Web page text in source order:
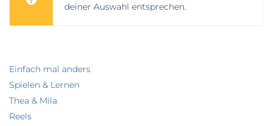
deiner Auswahl entsprechen.
Einfach mal anders
Spielen & Lernen
Thea & Mila
Reels